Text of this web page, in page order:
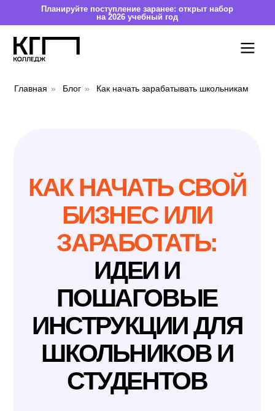
Планируйте поступление заранее: открыт набор
на 2026 учебный год
КАК НАЧАТЬ СВОЙ
БИЗНЕС ИЛИ
ЗАРАБОТАТЬ:
ИДЕИ И
ПОШАГОВЫЕ
ИНСТРУКЦИИ ДЛЯ
ШКОЛЬНИКОВ И